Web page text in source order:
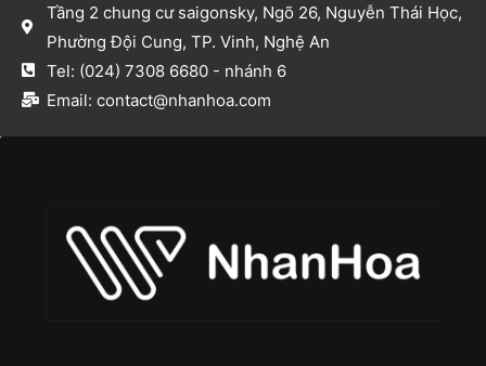
Tầng 2 chung cư saigonsky, Ngõ 26, Nguyễn Thái Học,
Phường Đội Cung, TP. Vinh, Nghệ An​
Tel: (024) 7308 6680 - nhánh 6​
Email: contact@nhanhoa.com​